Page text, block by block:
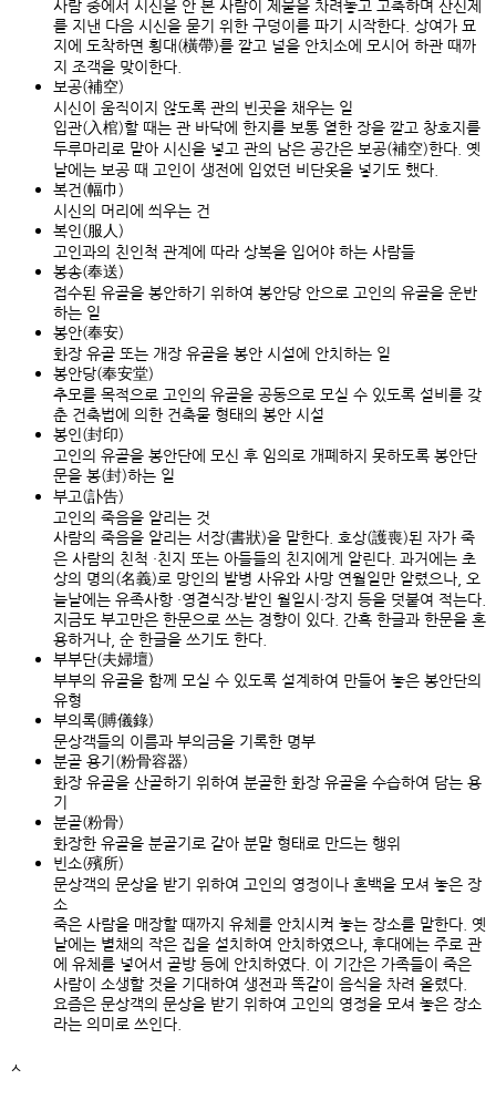
사람 중에서 시신을 안 본 사람이 제물을 차려놓고 고축하며 산신제
를 지낸 다음 시신을 묻기 위한 구덩이를 파기 시작한다. 상여가 묘
지에 도착하면 횡대(橫帶)를 깔고 널을 안치소에 모시어 하관 때까
지 조객을 맞이한다.
보공(補空)
시신이 움직이지 않도록 관의 빈곳을 채우는 일
입관(入棺)할 때는 관 바닥에 한지를 보통 열한 장을 깔고 창호지를
두루마리로 말아 시신을 넣고 관의 남은 공간은 보공(補空)한다. 옛
날에는 보공 때 고인이 생전에 입었던 비단옷을 넣기도 했다.
복건(幅巾)
시신의 머리에 씌우는 건
복인(服人)
고인과의 친인척 관계에 따라 상복을 입어야 하는 사람들
봉송(奉送)
접수된 유골을 봉안하기 위하여 봉안당 안으로 고인의 유골을 운반
하는 일
봉안(奉安)
화장 유골 또는 개장 유골을 봉안 시설에 안치하는 일
봉안당(奉安堂)
추모를 목적으로 고인의 유골을 공동으로 모실 수 있도록 설비를 갖
춘 건축법에 의한 건축물 형태의 봉안 시설
봉인(封印)
고인의 유골을 봉안단에 모신 후 임의로 개폐하지 못하도록 봉안단
문을 봉(封)하는 일
부고(訃告)
고인의 죽음을 알리는 것
사람의 죽음을 알리는 서장(書狀)을 말한다. 호상(護喪)된 자가 죽
은 사람의 친척 ·친지 또는 아들들의 친지에게 알린다. 과거에는 초
상의 명의(名義)로 망인의 발병 사유와 사망 연월일만 알렸으나, 오
늘날에는 유족사항 ·영결식장·발인 월일시·장지 등을 덧붙여 적는다.
지금도 부고만은 한문으로 쓰는 경향이 있다. 간혹 한글과 한문을 혼
용하거나, 순 한글을 쓰기도 한다.
부부단(夫婦壇)
부부의 유골을 함께 모실 수 있도록 설계하여 만들어 놓은 봉안단의
유형
부의록(賻儀錄)
문상객들의 이름과 부의금을 기록한 명부
분골 용기(粉骨容器)
화장 유골을 산골하기 위하여 분골한 화장 유골을 수습하여 담는 용
기
분골(粉骨)
화장한 유골을 분골기로 갈아 분말 형태로 만드는 행위
빈소(殯所)
문상객의 문상을 받기 위하여 고인의 영정이나 혼백을 모셔 놓은 장
소
죽은 사람을 매장할 때까지 유체를 안치시켜 놓는 장소를 말한다. 옛
날에는 별채의 작은 집을 설치하여 안치하였으나, 후대에는 주로 관
에 유체를 넣어서 골방 등에 안치하였다. 이 기간은 가족들이 죽은
사람이 소생할 것을 기대하여 생전과 똑같이 음식을 차려 올렸다.
요즘은 문상객의 문상을 받기 위하여 고인의 영정을 모셔 놓은 장소
라는 의미로 쓰인다.
ㅅ